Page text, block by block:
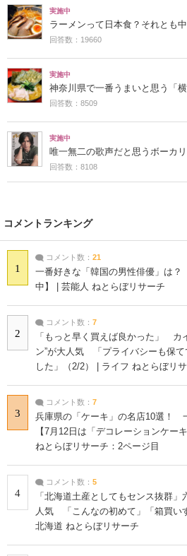
実施中
ラーメンって日本食？それとも
回答数：19660
実施中
神奈川県で一番うまいと思う「
回答数：8509
実施中
唯一無二の歌声だと思うボーカ
回答数：8108
コメントランキング
1
コメント数： 21
一番好きな「韓国の男性俳優」は？
中】 | 芸能人 ねとらぼリサーチ
2
コメント数： 7
「もっと早く買えば良かった」 カ
ン”が大人気 「プライバシーも保て
した」（2/2） | ライフ ねとらぼリ
3
コメント数： 7
兵庫県の「ケーキ」の名店10選！
【7月12日は「デコレーションケー
ねとらぼリサーチ：2ページ目
4
コメント数： 5
「北海道土産としてもセンス抜群」
人気 「こんなの初めて」「箱買い
北海道 ねとらぼリサーチ